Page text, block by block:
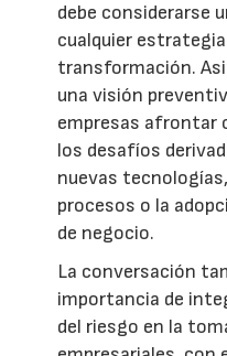
debe considerarse
cualquier
transformación.
una visión
empresas afrontar
los desafíos
nuevas
procesos o la
de negocio.
La conversación
importancia de
del riesgo en la